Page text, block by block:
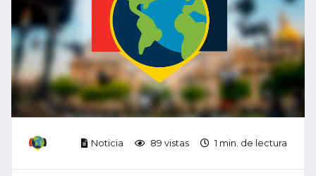
Noticia 89 vistas 1 min. de lectura